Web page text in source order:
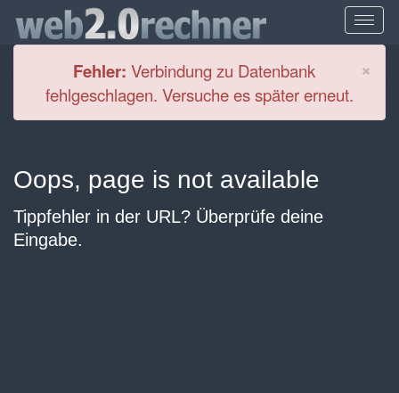
×
Fehler: Verbindung zu Datenbank
fehlgeschlagen. Versuche es später erneut.
Oops, page is not available
Tippfehler in der URL? Überprüfe deine
Eingabe.